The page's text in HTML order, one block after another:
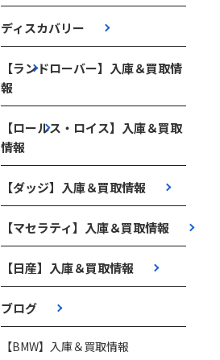
ディスカバリー
【ランドローバー】入庫＆買取情
報
【ロールス・ロイス】入庫＆買取
情報
【ダッジ】入庫＆買取情報
【マセラティ】入庫＆買取情報
【日産】入庫＆買取情報
ブログ
【BMW】入庫＆買取情報